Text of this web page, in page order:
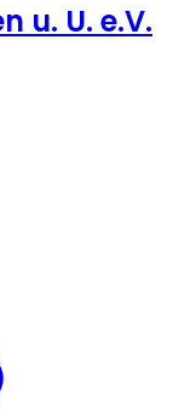
u. U. e.V.